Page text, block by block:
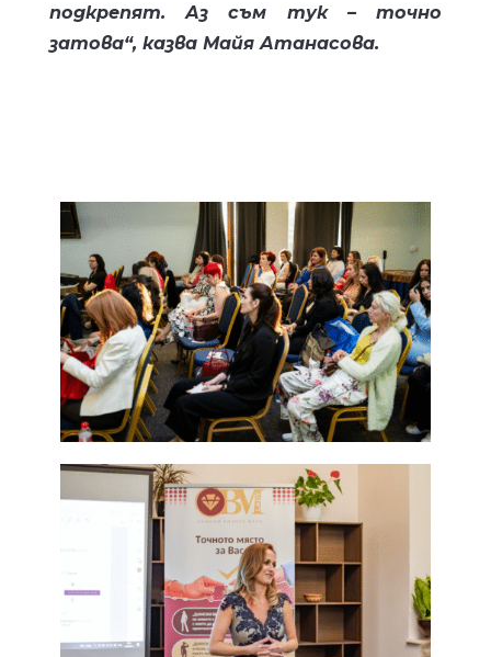
подкрепят. Аз съм тук – точно
затова“, казва Майя Атанасова.